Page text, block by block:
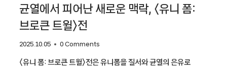
균열에서 피어난 새로운 맥락, 〈유니 폼:
브로큰 트윌〉전
2025.10.05 0 Comments
〈유니 폼: 브로큰 트윌〉전은 유니폼을 질서와 균열의 은유로